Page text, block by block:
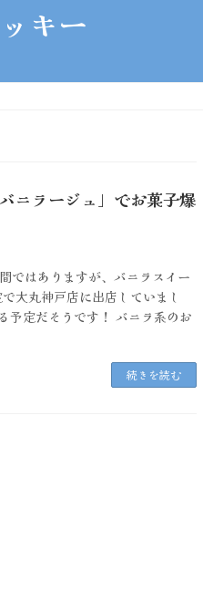
キー
ニラージュ」でお菓子爆
ではありますが、バニラスイー
大丸神戸店に出店していまし
予定だそうです！ バニラ系のお
続きを読む